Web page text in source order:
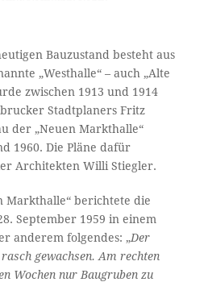
Bauzustand besteht aus
„Westhalle“ – auch „Alte
zwischen 1913 und 1914
Stadtplaners Fritz
der „Neuen Markthalle“
1960. Die Pläne dafür
Architekten Willi Stiegler.
Markthalle“ berichtete die
September 1959 in einem
anderem folgendes: „Der
gewachsen. Am rechten
Wochen nur Baugruben zu